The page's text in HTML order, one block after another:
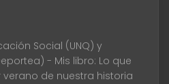
Social (UNQ) y
- Mis libro: Lo que
verano de nuestra historia